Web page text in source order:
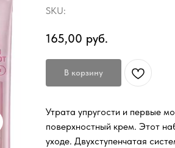
SKU:
165,00 руб.
В корзину
Утрата упругости и первые
поверхностный крем. Этот
уходе. Двухступенчатая